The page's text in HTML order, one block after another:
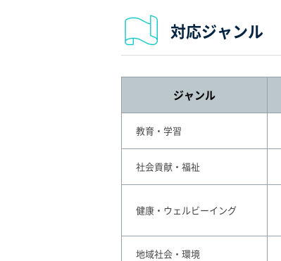
対応ジャンル
ジャンル
教育・学習
社会貢献・福祉
健康・ウェルビーイング
地域社会・環境